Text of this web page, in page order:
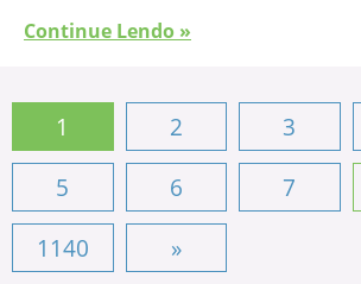
Continue Lendo »
1 2 3
5
6 7
1140
»